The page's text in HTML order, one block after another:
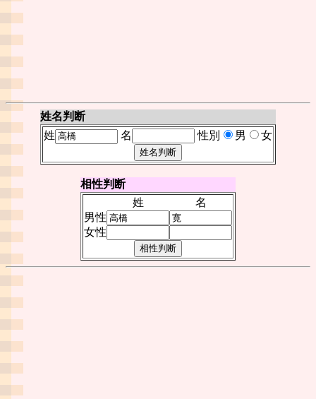
姓名判断
姓
名 性別 男 女
相性判断
姓
名
男性
女性